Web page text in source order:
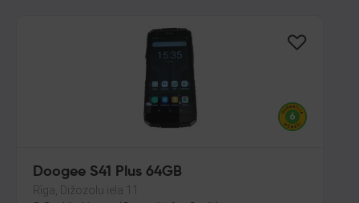
Doogee S41 Plus 64GB
Rīga, Dižozolu iela 11